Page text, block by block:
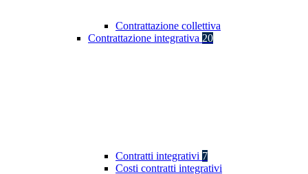
Contrattazione collettiva
Contrattazione integrativa 20
Contratti integrativi 7
Costi contratti integrativi